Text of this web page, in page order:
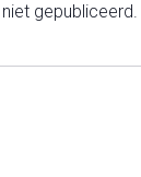
gepubliceerd.